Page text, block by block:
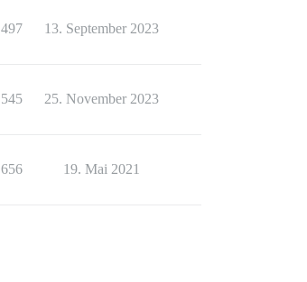
497 13. September 2023
545 25. November 2023
656 19. Mai 2021